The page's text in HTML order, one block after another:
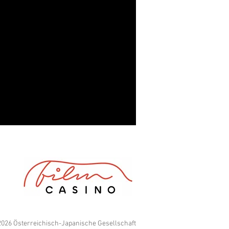
Österreichisch-Japanische Gesellschaft